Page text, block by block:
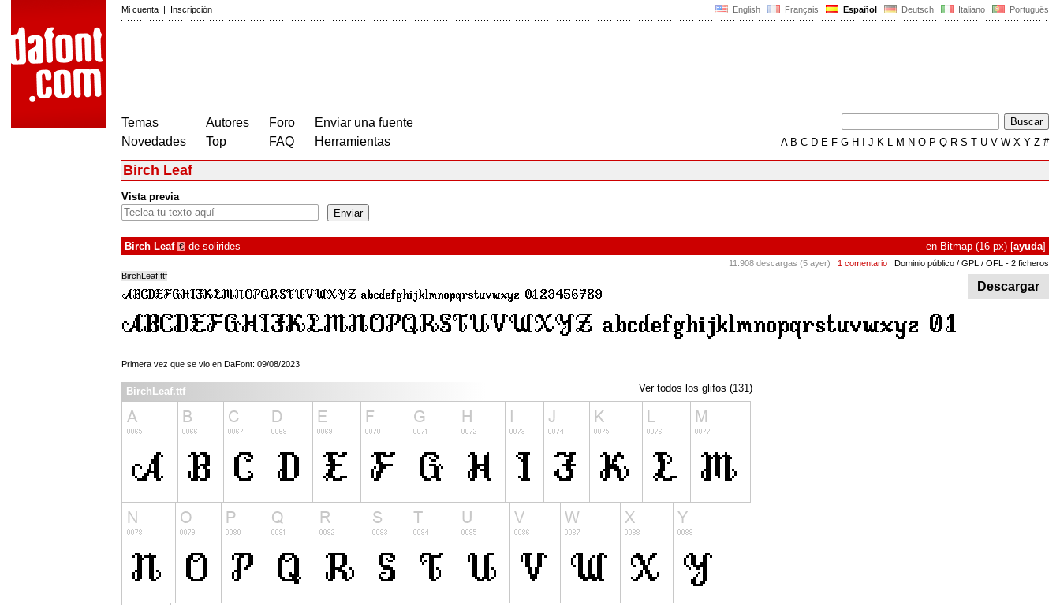
English Français Español Deutsch Italiano Português
Mi cuenta | Inscripción
Temas
Novedades
Autores
Top
Foro
FAQ
Enviar una fuente
Herramientas
AB C D E F G H J K L M N O P Q R S T U V W X Y Z #
Birch Leaf
Vista previa
Birch Leaf € de solirides en Bitmap (16 px) [ayuda]
11.908 descargas (5 ayer) 1 comentario Dominio público / GPL / OFL - 2 ficheros
Descargar
BirchLeaf.ttf
Primera vez que se vio en DaFont: 09/08/2023
Ver todos los glifos (131)
BirchLeaf.ttf